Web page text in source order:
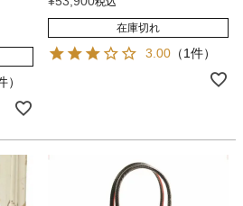
）
在庫切れ
3.00 （1件）